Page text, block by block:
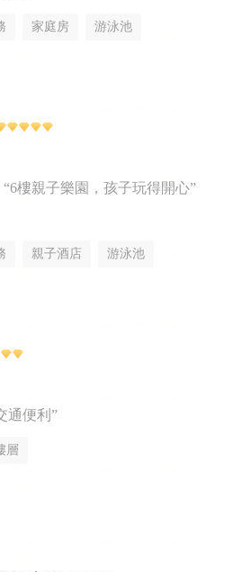
家庭房 游泳池
“6樓親子樂園，孩子玩得開心”
親子酒店 游泳池
通便利”
層